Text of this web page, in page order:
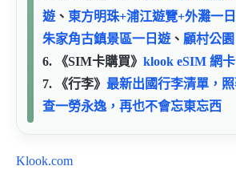
遊 、 東方明珠+浦江遊覽+外灘一
朱家角古鎮景區一日遊 、 顧村公園
6. 《SIM卡購買》 klook eSIM 網卡
7. 《行李》 最新出國行李清單，
查一勞永逸，再也不會忘東忘西
Klook.com